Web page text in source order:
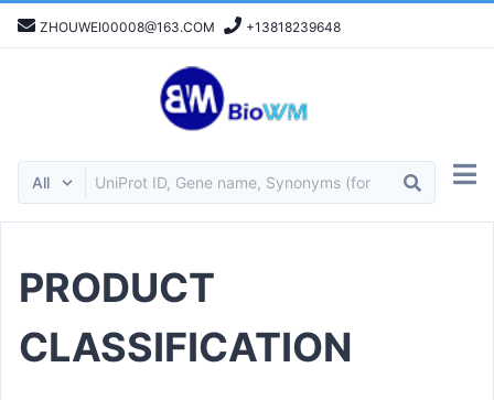
ZHOUWEI00008@163.COM +13818239648
PRODUCT
CLASSIFICATION